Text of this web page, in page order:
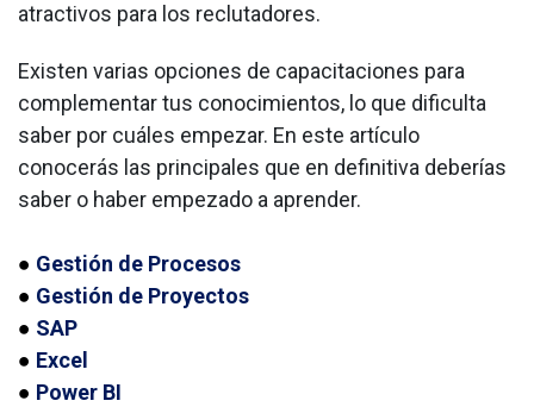
atractivos para los reclutadores.
Existen varias opciones de capacitaciones para
complementar tus conocimientos, lo que dificulta
saber por cuáles empezar. En este artículo
conocerás las principales que en definitiva deberías
saber o haber empezado a aprender.
● Gestión de Procesos
● Gestión de Proyectos
● SAP
● Excel
● Power BI